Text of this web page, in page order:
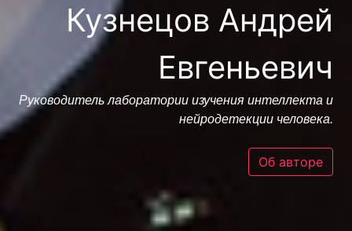
Кузнецов Андрей
Евгеньевич
Руководитель лаборатории изучения интеллекта и
нейродетекции человека.
Об авторе